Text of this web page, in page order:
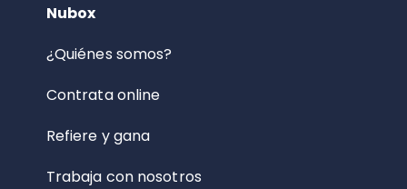
Nubox
¿Quiénes somos?
Contrata online
Refiere y gana
Trabaja con nosotros